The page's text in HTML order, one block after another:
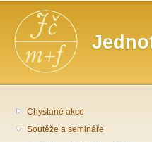
Hlavní menu
Chystané akce
Soutěže a semináře